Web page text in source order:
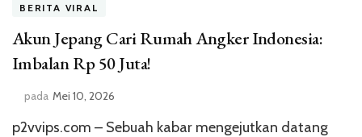
BERITA VIRAL
Akun Jepang Cari Rumah Angker Indonesia:
Imbalan Rp 50 Juta!
pada Mei 10, 2026
p2vvips.com – Sebuah kabar mengejutkan datang